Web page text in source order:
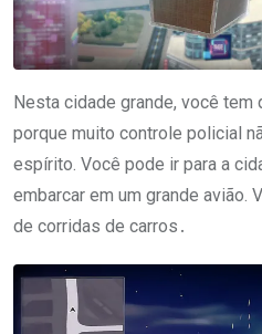
Nesta cidade grande, você tem
porque muito controle policial
espírito. Você pode ir para a
embarcar em um grande avião.
de corridas de carros․